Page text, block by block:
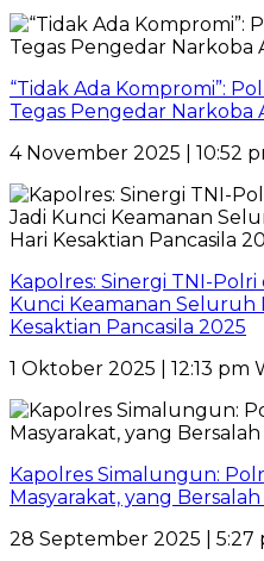
“Tidak Ada Kompromi”:
Tegas Pengedar Narkoba
4 November 2025 | 10:52
Kapolres: Sinergi TNI-
Kunci Keamanan Seluruh
Kesaktian Pancasila 2025
1 Oktober 2025 | 12:13 pm
Kapolres Simalungun:
Masyarakat, yang
28 September 2025 | 5:27